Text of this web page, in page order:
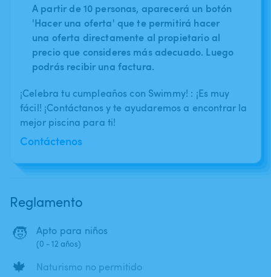
A partir de 10 personas, aparecerá un botón
'Hacer una oferta' que te permitirá hacer
una oferta directamente al propietario al
precio que consideres más adecuado. Luego
podrás recibir una factura.
¡Celebra tu cumpleaños con Swimmy! : ¡Es muy
fácil! ¡Contáctanos y te ayudaremos a encontrar la
mejor piscina para ti!
Contáctenos
Reglamento
🧒 Apto para niños
(0 - 12 años)
🍁 Naturismo no permitido